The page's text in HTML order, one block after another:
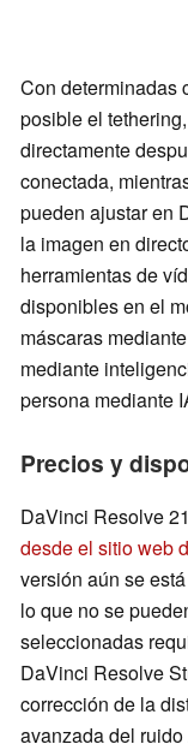
Con determinadas
posible el
directamente
conectada,
pueden ajustar en
la imagen en
herramientas de
disponibles en el
máscaras
mediante
persona mediante
Precios y
DaVinci Resolve
desde el sitio web
versión aún se
lo que no se
seleccionadas
DaVinci Resolve
corrección de la
avanzada del